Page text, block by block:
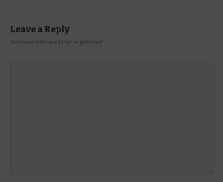
Leave a Reply
Your email address will not be published.